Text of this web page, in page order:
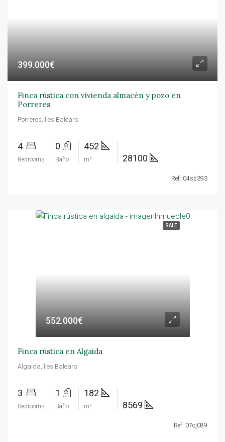
399.000€
Finca rústica con vivienda almacén y pozo en
Porreres
Porreres,Illes Balears
4
Bedrooms
0
Baño
452
m² 28100
Ref: 04sb393
SALE
552.000€
Finca rústica en Algaida
Algaida,Illes Balears
3
Bedrooms
1
Baño
182
m² 8569
Ref: 07cj089